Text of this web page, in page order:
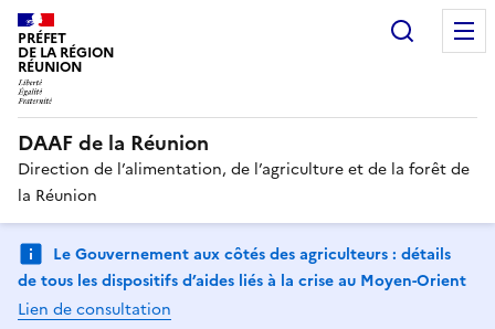
PRÉFET
DE LA RÉGION
RÉUNION
DAAF de la Réunion
Direction de l’alimentation, de l’agriculture et de la forêt de
la Réunion
Le Gouvernement aux côtés des agriculteurs : détails
de tous les dispositifs d’aides liés à la crise au Moyen-Orient
Lien de consultation